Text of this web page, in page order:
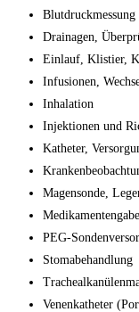
Blutdruckmessung
Drainagen,
Einlauf, Klistier,
Infusionen,
Inhalation
Injektionen und
Katheter,
Magensonde,
Medikamentengabe
PEG-
Stomabehandlung
Venenkatheter